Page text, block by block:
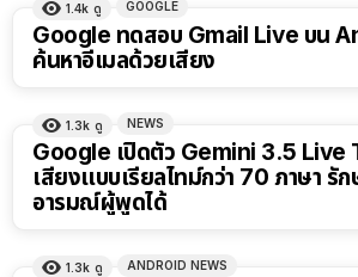
1.4k ดู GOOGLE
Google ทดสอบ Gmail Live บน
ค้นหาอีเมลด้วยเสียง
1.3k ดู NEWS
Google เปิดตัว Gemini 3.5 Live
เสียงแบบเรียลไทม์กว่า 70 ภาษา รัก
อารมณ์ผู้พูดได้
1.3k ดู ANDROID NEWS